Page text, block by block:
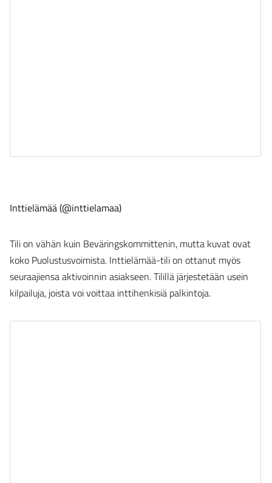
Inttielämää (@inttielamaa)
Tili on vähän kuin Beväringskommittenin, mutta kuvat ovat
koko Puolustusvoimista. Inttielämää-tili on ottanut myös
seuraajiensa aktivoinnin asiakseen. Tilillä järjestetään usein
kilpailuja, joista voi voittaa inttihenkisiä palkintoja.